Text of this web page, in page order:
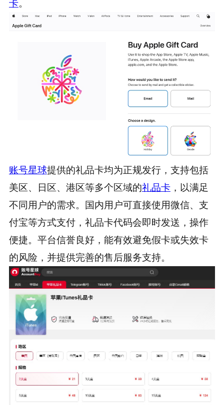
卡。
账号星球提供的礼品卡均为正规发行，支持包括
美区、日区、港区等多个区域的礼品卡，以满足
不同用户的需求。国内用户可直接使用微信、支
付宝等方式支付，礼品卡代码会即时发送，操作
便捷。平台信誉良好，能有效避免假卡或失效卡
的风险，并提供完善的售后服务支持。